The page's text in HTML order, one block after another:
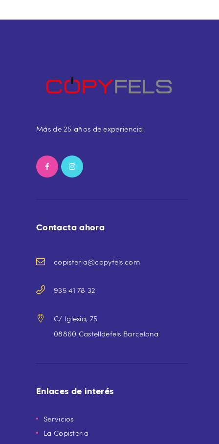
Más de 25 años de experiencia.
Contacta ahora
copisteria@copyfels.com
935 41 78 32
C/ Iglesia, 75
08860 Castelldefels Barcelona
Enlaces de interés
Servicios
La Copisteria